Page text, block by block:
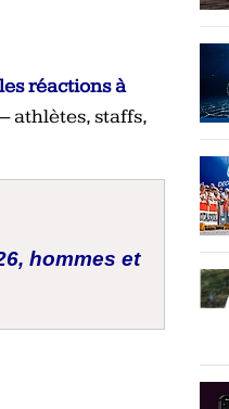
réactions à
athlètes, staffs,
hommes et